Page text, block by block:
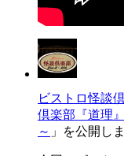
ビストロ怪談
倶楽部『道理
～ 」を公開し